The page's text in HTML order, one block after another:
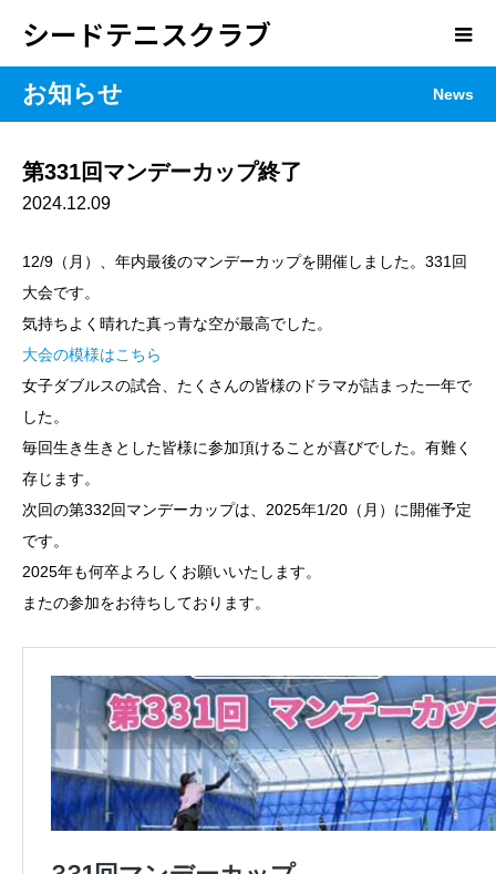
シードテニスクラブ
お知らせ News
第331回マンデーカップ終了
2024.12.09
12/9（月）、年内最後のマンデーカップを開催しました。331回
大会です。
気持ちよく晴れた真っ青な空が最高でした。
大会の模様はこちら
女子ダブルスの試合、たくさんの皆様のドラマが詰まった一年で
した。
毎回生き生きとした皆様に参加頂けることが喜びでした。有難く
存じます。
次回の第332回マンデーカップは、2025年1/20（月）に開催予定
です。
2025年も何卒よろしくお願いいたします。
またの参加をお待ちしております。